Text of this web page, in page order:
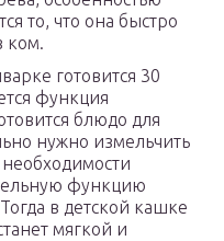
то, что она быстро
ком.
готовится 30
функция
блюдо для
нужно измельчить
функцию
в детской кашке
мягкой и